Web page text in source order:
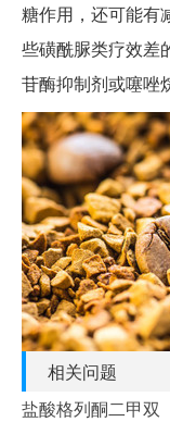
糖作用，还可能有
些磺酰脲类疗效差
苷酶抑制剂或噻唑
相关问题
盐酸格列酮二甲双